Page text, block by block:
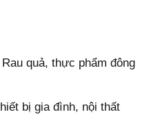
quả, thực phẩm đông
bị gia đình, nội thất